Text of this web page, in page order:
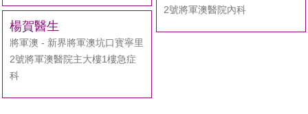
2號將軍澳醫院內科
楊賀醫生
將軍澳 - 新界將軍澳坑口寳寧里
2號將軍澳醫院主大樓1樓急症
科